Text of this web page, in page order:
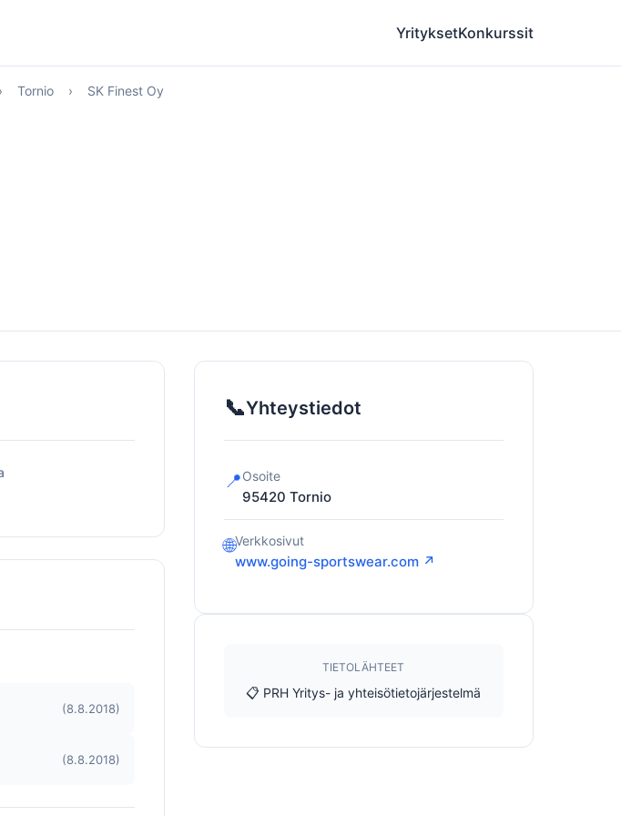
YrityksetKonkurssit
› Tornio › SK Finest Oy
(8.8.2018)
(8.8.2018)
📞Yhteystiedot
📍Osoite
95420 Tornio
🌐Verkkosivut
www.going-sportswear.com ↗
TIETOLÄHTEET
📋 PRH Yritys- ja yhteisötietojärjestelmä